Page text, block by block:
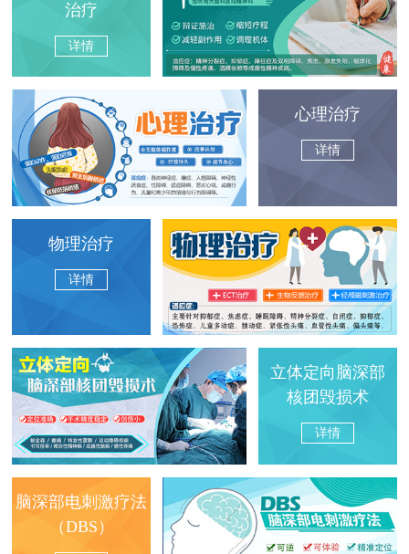
治疗
详情
心理治疗
详情
物理治疗
详情
立体定向脑深部
核团毁损术
详情
脑深部电刺激疗法
（DBS）